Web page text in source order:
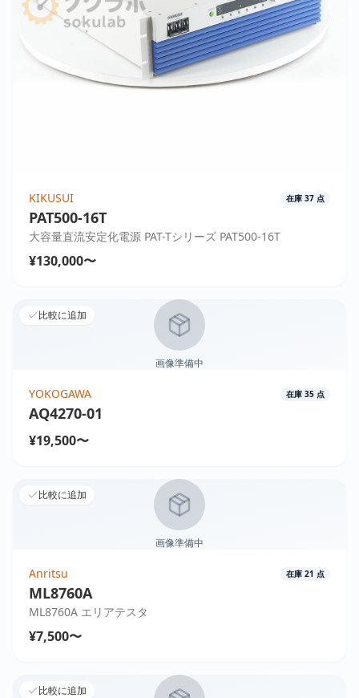
KIKUSUI 在庫 37 点
PAT500-16T
大容量直流安定化電源 PAT-Tシリーズ PAT500-16T
¥130,000〜
比較に追加
画像準備中
YOKOGAWA 在庫 35 点
AQ4270-01
¥19,500〜
比較に追加
画像準備中
Anritsu 在庫 21 点
ML8760A
ML8760A エリアテスタ
¥7,500〜
比較に追加